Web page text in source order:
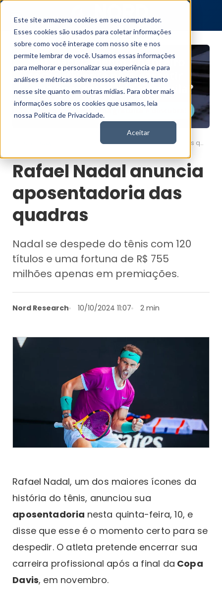
Este site armazena cookies em seu computador.
Esses cookies são usados para coletar informações
sobre como você interage com nosso site e nos
permite lembrar de você. Usamos essas informações
para melhorar e personalizar sua experiência e para
análises e métricas sobre nossos visitantes, tanto
nesse site quanto em outras mídias. Para obter mais
informações sobre os cookies que usamos, leia
nossa Política de Privacidade.
Aceitar
Rafael Nadal anuncia aposentadoria das quadras
Rafael Nadal anuncia
aposentadoria das
quadras
Nadal se despede do tênis com 120
títulos e uma fortuna de R$ 755
milhões apenas em premiações.
Nord Research 10/10/2024 11:07 2 min
Rafael Nadal, um dos maiores ícones da
história do tênis, anunciou sua
aposentadoria nesta quinta-feira, 10, e
disse que esse é o momento certo para se
despedir. O atleta pretende encerrar sua
carreira profissional após a final da Copa
Davis, em novembro.